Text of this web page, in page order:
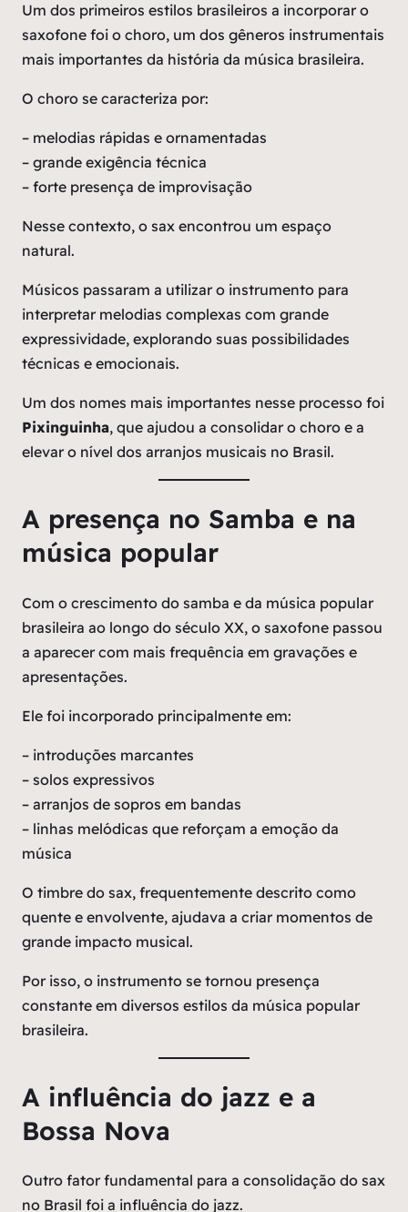
Um dos primeiros estilos brasileiros a incorporar o
saxofone foi o choro, um dos gêneros instrumentais
mais importantes da história da música brasileira.
O choro se caracteriza por:
– melodias rápidas e ornamentadas
– grande exigência técnica
– forte presença de improvisação
Nesse contexto, o sax encontrou um espaço
natural.
Músicos passaram a utilizar o instrumento para
interpretar melodias complexas com grande
expressividade, explorando suas possibilidades
técnicas e emocionais.
Um dos nomes mais importantes nesse processo foi
Pixinguinha, que ajudou a consolidar o choro e a
elevar o nível dos arranjos musicais no Brasil.
A presença no Samba e na
música popular
Com o crescimento do samba e da música popular
brasileira ao longo do século XX, o saxofone passou
a aparecer com mais frequência em gravações e
apresentações.
Ele foi incorporado principalmente em:
– introduções marcantes
– solos expressivos
– arranjos de sopros em bandas
– linhas melódicas que reforçam a emoção da
música
O timbre do sax, frequentemente descrito como
quente e envolvente, ajudava a criar momentos de
grande impacto musical.
Por isso, o instrumento se tornou presença
constante em diversos estilos da música popular
brasileira.
A influência do jazz e a
Bossa Nova
Outro fator fundamental para a consolidação do sax
no Brasil foi a influência do jazz.